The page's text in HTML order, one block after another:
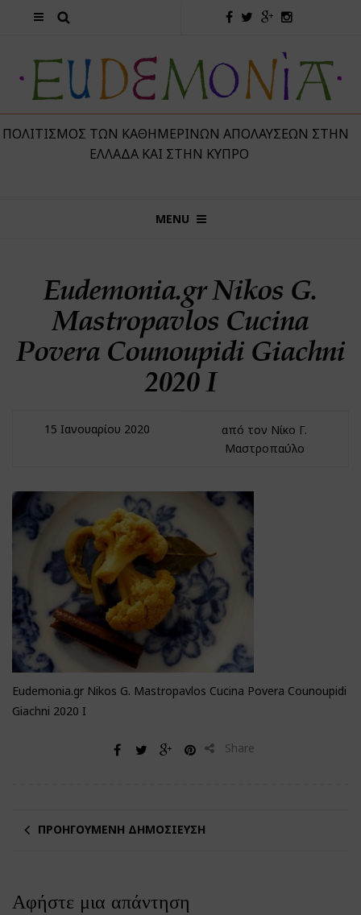
ΤΩΝ ΚΑΘΗΜΕΡΙΝΏΝ ΑΠΟΛΑΎΣΕΩΝ ΣΤΗΝ
ΕΛΛΆΔΑ ΚΑΙ ΣΤΗΝ ΚΎΠΡΟ
MENU
Eudemonia.gr Nikos G.
Mastropavlos Cucina
Povera Counoupidi Giachni
2020 I
15 Ιανουαρίου 2020
από τον Νίκο Γ.
Μαστροπαύλο
Eudemonia.gr Nikos G. Mastropavlos Cucina Povera Counoupidi
Giachni 2020 I
Share
ΠΡΟΗΓΟΎΜΕΝΗ ΔΗΜΟΣΊΕΥΣΗ
Αφήστε μια απάντηση